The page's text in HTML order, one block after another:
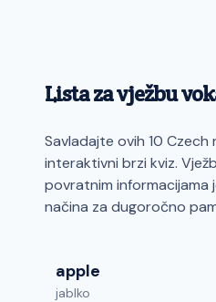
Lista za vježbu
Savladajte ovih 10 Czech
interaktivni brzi kviz.
povratnim informacijama
načina za dugoročno
apple
jablko